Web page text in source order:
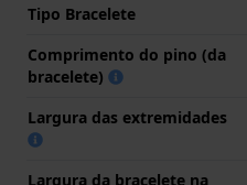
Tipo Bracelete
Comprimento do pino (da
bracelete)
Largura das extremidades
Largura da bracelete na